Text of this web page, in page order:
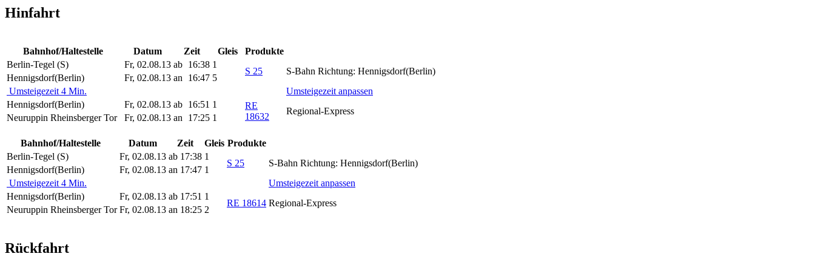
Hinfahrt
Bahnhof/Haltestelle Datum Zeit Gleis
Produkte
Berlin-Tegel (S)
Fr, 02.08.13 ab 16:38 1
S 25 S-Bahn Richtung: Hennigsdorf(Berlin)
Hennigsdorf(Berlin) Fr, 02.08.13 an 16:47 5
Umsteigezeit 4 Min.
Umsteigezeit anpassen
Hennigsdorf(Berlin)
Fr, 02.08.13 ab 16:51 1
RE
18632
Regional-Express
Neuruppin Rheinsberger Tor Fr, 02.08.13 an 17:25 1
Bahnhof/Haltestelle Datum Zeit Gleis Produkte
Berlin-Tegel (S)
Fr, 02.08.13 ab 17:38 1
S 25 S-Bahn Richtung: Hennigsdorf(Berlin)
Hennigsdorf(Berlin) Fr, 02.08.13 an 17:47 1
Umsteigezeit 4 Min.
Umsteigezeit anpassen
Hennigsdorf(Berlin)
Fr, 02.08.13 ab 17:51 1
RE 18614 Regional-Express
Neuruppin Rheinsberger Tor Fr, 02.08.13 an 18:25 2
Rückfahrt